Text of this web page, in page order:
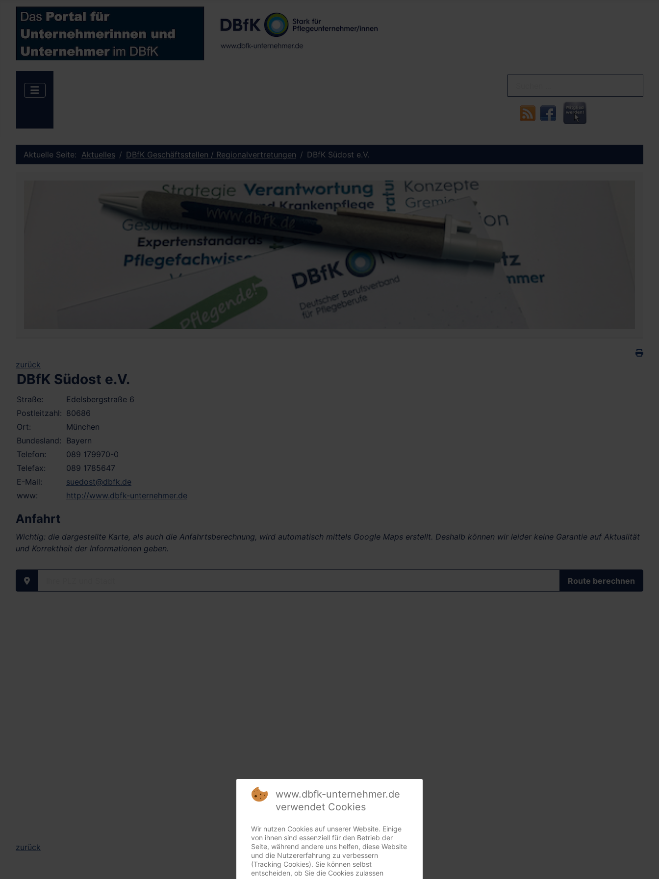
Aktuelle Seite: Aktuelles DBfK Geschäftsstellen / Regionalvertretungen DBfK Südost e.V.
zurück
DBfK Südost e.V.
Straße:
Edelsbergstraße 6
Postleitzahl: 80686
Ort:
München
Bundesland: Bayern
Telefon:
089 179970-0
Telefax:
089 1785647
E-Mail:
suedost@dbfk.de
www:
http://www.dbfk-unternehmer.de
Anfahrt
Wichtig: die dargestellte Karte, als auch die Anfahrtsberechnung, wird automatisch mittels Google Maps erstellt. Deshalb können wir leider keine Garantie auf Aktualität
und Korrektheit der Informationen geben.
Ihre PLZ und Stadt
zurück
www.dbfk-unternehmer.de
verwendet Cookies
Wir nutzen Cookies auf unserer Website. Einige
von ihnen sind essenziell für den Betrieb der
Seite, während andere uns helfen, diese Website
und die Nutzererfahrung zu verbessern
(Tracking Cookies). Sie können selbst
entscheiden, ob Sie die Cookies zulassen